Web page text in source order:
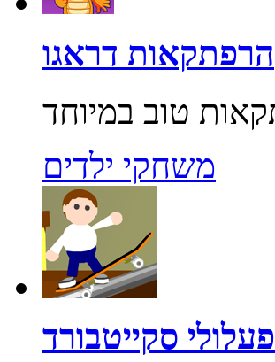
הרפתקאות דראגו
משחקי ילדים
פעלולי סקייטבורד